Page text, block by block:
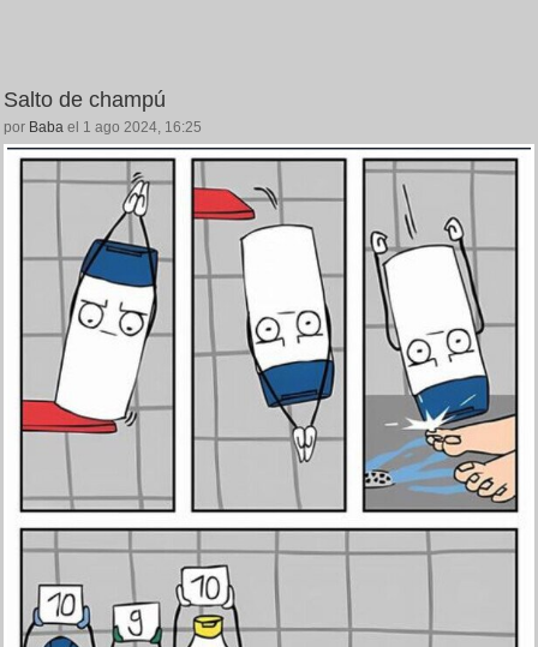
Salto de champú
por Baba el 1 ago 2024, 16:25